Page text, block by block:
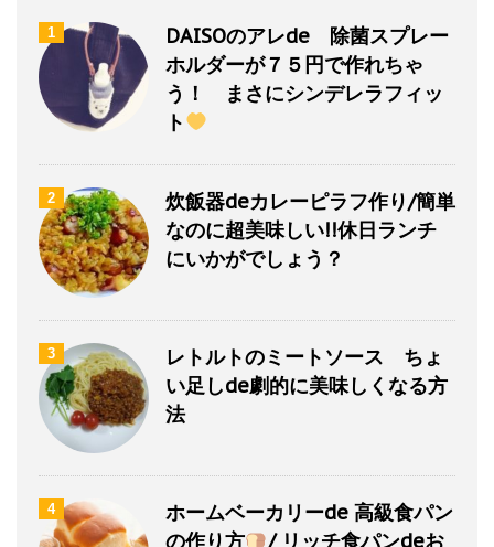
1
DAISOのアレde 除菌スプレー
ホルダーが７５円で作れちゃ
う！ まさにシンデレラフィッ
ト
2
炊飯器deカレーピラフ作り/簡単
なのに超美味しい!!休日ランチ
にいかがでしょう？
3
レトルトのミートソース ちょ
い足しde劇的に美味しくなる方
法
4
ホームベーカリーde 高級食パン
の作り方
/ リッチ食パンdeお